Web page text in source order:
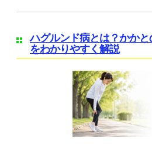
ハグルンド病とは？かか
をわかりやすく解説